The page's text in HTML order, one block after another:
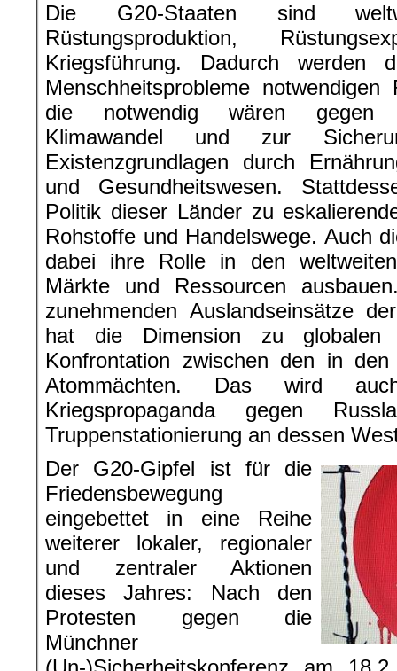
Die G20-Staaten sind
Rüstungsproduktion,
Kriegsführung. Dadurch werden
Menschheitsprobleme
die notwendig wären gegen
Klimawandel und zur
Existenzgrundlagen durch
und Gesundheitswesen.
Politik dieser Länder zu
Rohstoffe und Handelswege. Auch
dabei ihre Rolle in den
Märkte und Ressourcen
zunehmenden Auslandseinsätze
hat die Dimension zu globalen
Konfrontation zwischen den in
Atommächten. Das wird
Kriegspropaganda gegen
Truppenstationierung an dessen
Der G20-Gipfel ist für die
Friedensbewegung
eingebettet in eine Reihe
weiterer lokaler, regionaler
und zentraler Aktionen
dieses Jahres: Nach den
Protesten gegen die
Münchner